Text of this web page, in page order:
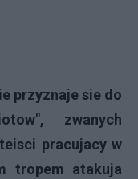
przyznaje sie do
zwanych
pracujacy w
tropem atakuja